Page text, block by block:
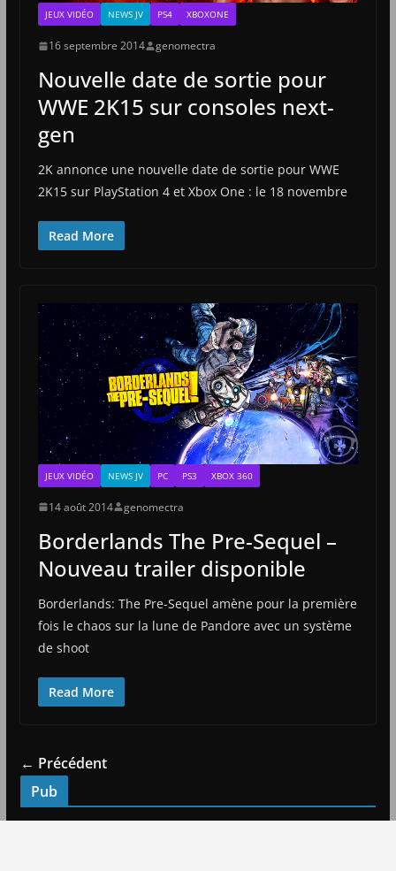
JEUX VIDÉO NEWS JV PS4 XBOXONE
16 septembre 2014 genomectra
Nouvelle date de sortie pour
WWE 2K15 sur consoles next-
gen
2K annonce une nouvelle date de sortie pour WWE
2K15 sur PlayStation 4 et Xbox One : le 18 novembre
Read More
JEUX VIDÉO NEWS JV PC PS3 XBOX 360
14 août 2014 genomectra
Borderlands The Pre-Sequel –
Nouveau trailer disponible
Borderlands: The Pre-Sequel amène pour la première
fois le chaos sur la lune de Pandore avec un système
de shoot
Read More
← Précédent
Pub